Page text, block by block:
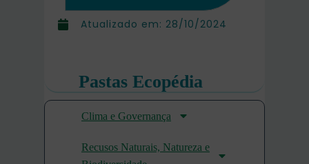
Atualizado em: 28/10/2024
Pastas Ecopédia
Clima e Governança
Recusos Naturais, Natureza e